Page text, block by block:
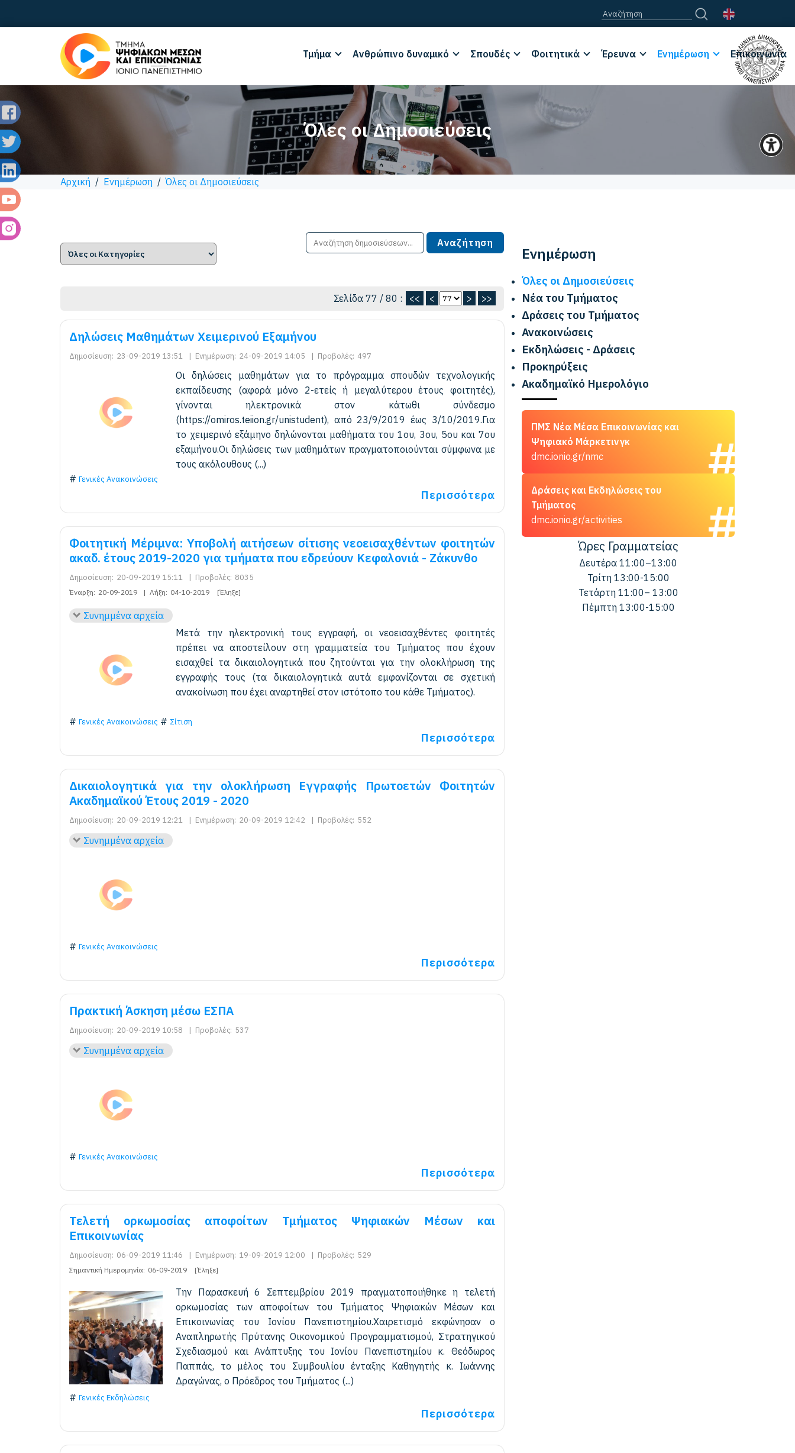
Τμήμα Ανθρώπινο δυναμικό Σπουδές Φοιτητικά Έρευνα Ενημέρωση Επικοινωνία
Όλες οι Δημοσιεύσεις
Αρχική / Ενημέρωση /Όλες οι Δημοσιεύσεις
Σελίδα 77 / 80 : << < > >>
Δηλώσεις Μαθημάτων Χειμερινού Εξαμήνου
Δημοσίευση: 23-09-2019 13:51 | Ενημέρωση: 24-09-2019 14:05 | Προβολές: 497
Οι δηλώσεις μαθημάτων για το πρόγραμμα σπουδών τεχνολογικής
εκπαίδευσης (αφορά μόνο 2-ετείς ή μεγαλύτερου έτους φοιτητές),
γίνονται ηλεκτρονικά στον κάτωθι σύνδεσμο
(https://omiros.teiion.gr/unistudent), από 23/9/2019 έως 3/10/2019.Για
το χειμερινό εξάμηνο δηλώνονται μαθήματα του 1ου, 3ου, 5ου και 7ου
εξαμήνου.Οι δηλώσεις των μαθημάτων πραγματοποιούνται σύμφωνα με
τους ακόλουθους (...)
Γενικές Ανακοινώσεις
Περισσότερα
Φοιτητική Μέριμνα: Υποβολή αιτήσεων σίτισης νεοεισαχθέντων φοιτητών
ακαδ. έτους 2019-2020 για τμήματα που εδρεύουν Κεφαλονιά - Ζάκυνθο
Δημοσίευση: 20-09-2019 15:11 | Προβολές: 8035
Έναρξη: 20-09-2019 | Λήξη: 04-10-2019 [Έληξε]
Συνημμένα αρχεία
Μετά την ηλεκτρονική τους εγγραφή, οι νεοεισαχθέντες φοιτητές
πρέπει να αποστείλουν στη γραμματεία του Τμήματος που έχουν
εισαχθεί τα δικαιολογητικά που ζητούνται για την ολοκλήρωση της
εγγραφής τους (τα δικαιολογητικά αυτά εμφανίζονται σε σχετική
ανακοίνωση που έχει αναρτηθεί στον ιστότοπο του κάθε Τμήματος).
Γενικές Ανακοινώσεις Σίτιση
Περισσότερα
Δικαιολογητικά για την ολοκλήρωση Εγγραφής Πρωτοετών Φοιτητών
Ακαδημαϊκού Έτους 2019 - 2020
Δημοσίευση: 20-09-2019 12:21 | Ενημέρωση: 20-09-2019 12:42 | Προβολές: 552
Συνημμένα αρχεία
Γενικές Ανακοινώσεις
Περισσότερα
Πρακτική Άσκηση μέσω ΕΣΠΑ
Δημοσίευση: 20-09-2019 10:58 | Προβολές: 537
Συνημμένα αρχεία
Γενικές Ανακοινώσεις
Περισσότερα
Τελετή ορκωμοσίας αποφοίτων Τμήματος Ψηφιακών Μέσων και
Επικοινωνίας
Δημοσίευση: 06-09-2019 11:46 | Ενημέρωση: 19-09-2019 12:00 | Προβολές: 529
Σημαντική Ημερομηνία: 06-09-2019 [Έληξε]
Την Παρασκευή 6 Σεπτεμβρίου 2019 πραγματοποιήθηκε η τελετή
ορκωμοσίας των αποφοίτων του Τμήματος Ψηφιακών Μέσων και
Επικοινωνίας του Ιονίου Πανεπιστημίου.Χαιρετισμό εκφώνησαν ο
Αναπληρωτής Πρύτανης Οικονομικού Προγραμματισμού, Στρατηγικού
Σχεδιασμού και Ανάπτυξης του Ιονίου Πανεπιστημίου κ. Θεόδωρος
Παππάς, το μέλος του Συμβουλίου ένταξης Καθηγητής κ. Ιωάννης
Δραγώνας, ο Πρόεδρος του Τμήματος (...)
Γενικές Εκδηλώσεις
Περισσότερα
Ενημέρωση
Όλες οι Δημοσιεύσεις
Νέα του Τμήματος
Δράσεις του Τμήματος
Ανακοινώσεις
Εκδηλώσεις - Δράσεις
Προκηρύξεις
Ακαδημαϊκό Ημερολόγιο
ΠΜΣ Νέα Μέσα Επικοινωνίας και
Ψηφιακό Μάρκετινγκ
dmc.ionio.gr/nmc
Δράσεις και Εκδηλώσεις του
Τμήματος
dmc.ionio.gr/activities
Ώρες Γραμματείας
Δευτέρα 11:00–13:00
Τρίτη 13:00-15:00
Τετάρτη 11:00– 13:00
Πέμπτη 13:00-15:00